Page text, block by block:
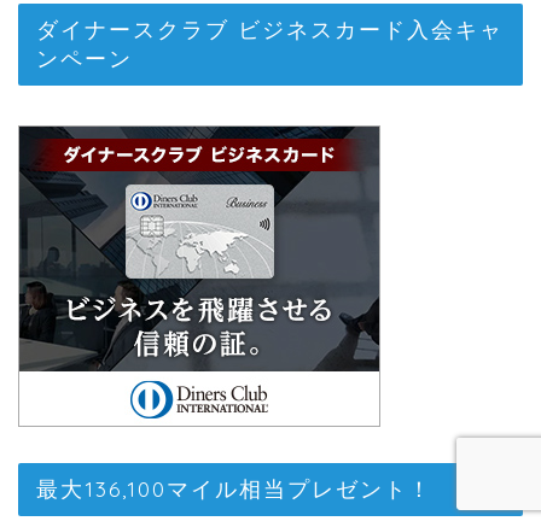
ダイナースクラブ ビジネスカード入会キャ
ンペーン
最大136,100マイル相当プレゼント！